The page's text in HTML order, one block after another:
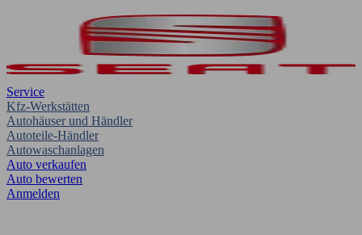
Service
Kfz-Werkstätten
Autohäuser und Händler
Autoteile-Händler
Autowaschanlagen
Auto verkaufen
Auto bewerten
Anmelden